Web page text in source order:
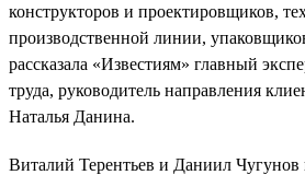
конструкторов и проектировщиков,
производственной линии,
рассказала «Известиям» главный
труда, руководитель направления
Наталья Данина.
Виталий Терентьев и Даниил Чугунов